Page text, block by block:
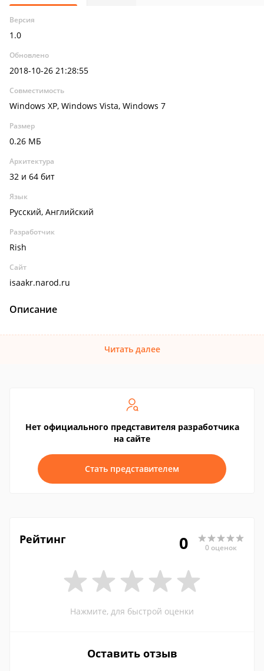
Версия
1.0
Обновлено
2018-10-26 21:28:55
Совместимость
Windows XP, Windows Vista, Windows 7
Размер
0.26 МБ
Архитектура
32 и 64 бит
Язык
Русский, Английский
Разработчик
Rish
Сайт
isaakr.narod.ru
Описание
Читать далее
Нет официального представителя разработчика
на сайте
Стать представителем
Рейтинг 0 0 оценок
Нажмите, для быстрой оценки
Оставить отзыв